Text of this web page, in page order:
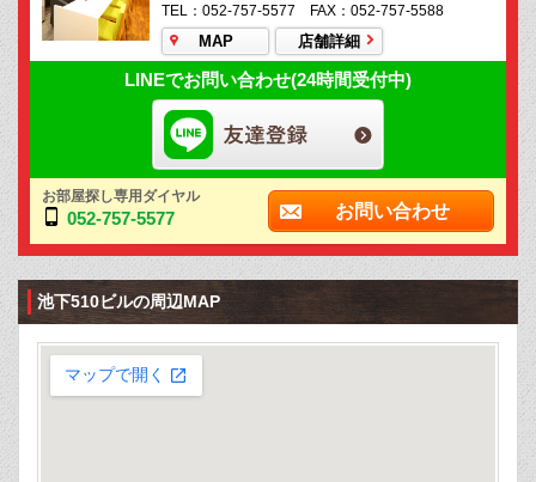
TEL：052-757-5577 FAX：052-757-5588
MAP 店舗詳細
LINEでお問い合わせ(24時間受付中)
お部屋探し専用ダイヤル
052-757-5577 お問い合わせ
池下510ビルの周辺MAP